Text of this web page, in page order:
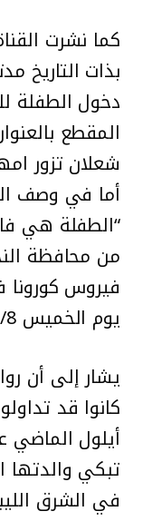
كما نشرت
دخول الطفلة
المقطع
شعلان تزور
أما في وصف
“الطفلة هي
من محافظة
فيروس
يوم الخميس 2020/10/8”.
يشار إلى أن
كانوا قد
تبكي والدتها
في الشرق